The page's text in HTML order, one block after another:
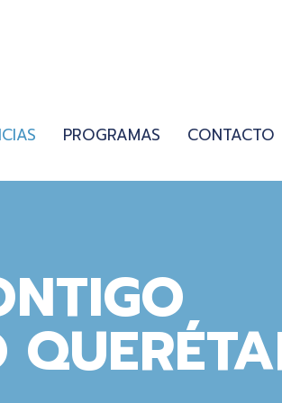
PROGRAMAS CONTACTO